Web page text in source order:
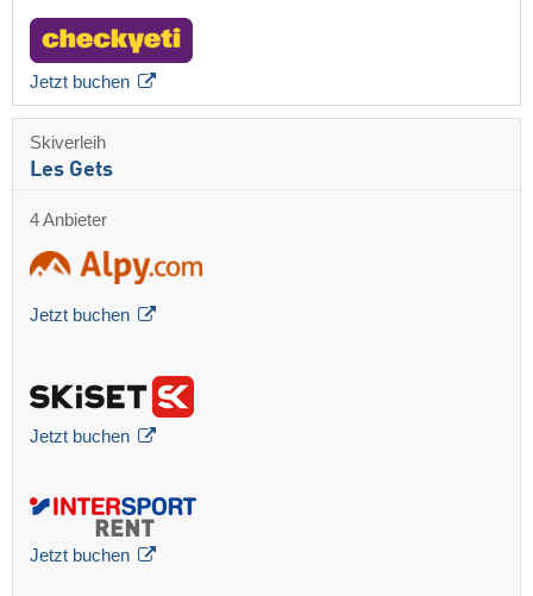
Jetzt buchen
Skiverleih
Les Gets
4 Anbieter
Jetzt buchen
Jetzt buchen
Jetzt buchen